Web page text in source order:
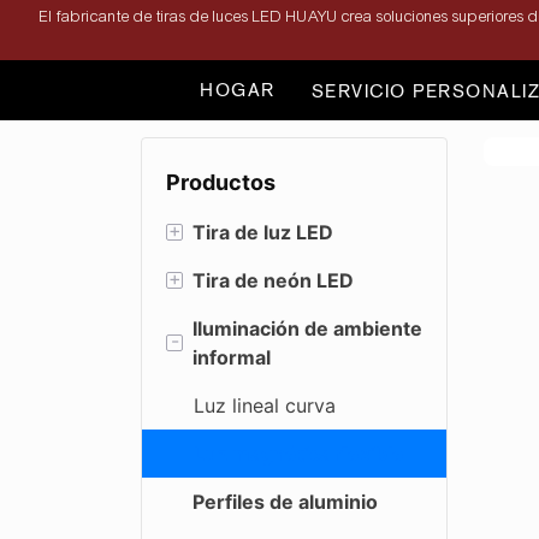
El fabricante de tiras de luces LED HUAYU crea soluciones
HOGAR SERVICIO
Productos
+ Tira de luz LED
Tira de LED de un solo
Tira LED de doble
Tira de LED
Tira de luces LED
+ Tira de neón LED
3D (Doblado superior
y lateral)
Serie de ángulos
Serie de neón negro
-
Iluminación de ambiente
informal
Luz lineal curva
Perfiles de aluminio